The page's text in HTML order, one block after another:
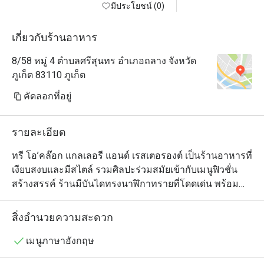
restaurant.  Must visit.
มีประโยชน์ (0)
เกี่ยวกับร้านอาหาร
8/58 หมู่ 4 ตำบลศรีสุนทร อำเภอถลาง จังหวัด
ภูเก็ต 83110 ภูเก็ต
คัดลอกที่อยู่
รายละเอียด
ทรี โอ’คล๊อก แกลเลอรี แอนด์ เรสเตอรองต์ เป็นร้านอาหารที่
เงียบสงบและมีสไตล์ รวมศิลปะร่วมสมัยเข้ากับเมนูฟิวชั่น
สร้างสรรค์ ร้านมีบันไดทรงนาฬิกาทรายที่โดดเด่น พร้อม
ด้วยหลังคากระจกและวิวสวน ให้บรรยากาศสงบเหมาะกับ
คนรักศิลปะและผู้ที่ต้องการมื้ออาหารผ่อนคลาย เมนูเน้น
แสดงงานศิลปะหมุนเวียนและเวิร์กช็อปต่างๆ ทำให้ที่นี่เป็น
สิ่งอำนวยความสะดวก
เมนูภาษาอังกฤษ